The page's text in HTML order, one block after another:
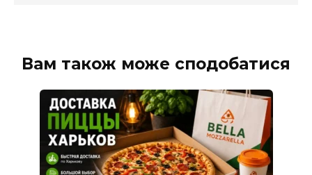
Вам також може сподобатися